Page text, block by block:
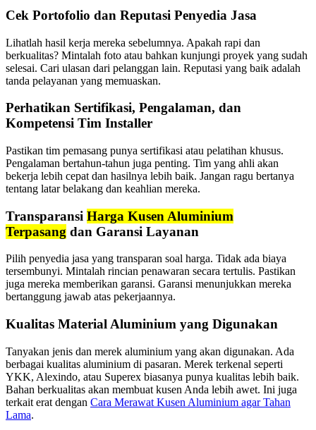
Cek Portofolio dan Reputasi Penyedia Jasa
Lihatlah hasil kerja mereka sebelumnya. Apakah rapi dan
berkualitas? Mintalah foto atau bahkan kunjungi proyek yang sudah
selesai. Cari ulasan dari pelanggan lain. Reputasi yang baik adalah
tanda pelayanan yang memuaskan.
Perhatikan Sertifikasi, Pengalaman, dan
Kompetensi Tim Installer
Pastikan tim pemasang punya sertifikasi atau pelatihan khusus.
Pengalaman bertahun-tahun juga penting. Tim yang ahli akan
bekerja lebih cepat dan hasilnya lebih baik. Jangan ragu bertanya
tentang latar belakang dan keahlian mereka.
Transparansi Harga Kusen Aluminium
Terpasang dan Garansi Layanan
Pilih penyedia jasa yang transparan soal harga. Tidak ada biaya
tersembunyi. Mintalah rincian penawaran secara tertulis. Pastikan
juga mereka memberikan garansi. Garansi menunjukkan mereka
bertanggung jawab atas pekerjaannya.
Kualitas Material Aluminium yang Digunakan
Tanyakan jenis dan merek aluminium yang akan digunakan. Ada
berbagai kualitas aluminium di pasaran. Merek terkenal seperti
YKK, Alexindo, atau Superex biasanya punya kualitas lebih baik.
Bahan berkualitas akan membuat kusen Anda lebih awet. Ini juga
terkait erat dengan Cara Merawat Kusen Aluminium agar Tahan
Lama.